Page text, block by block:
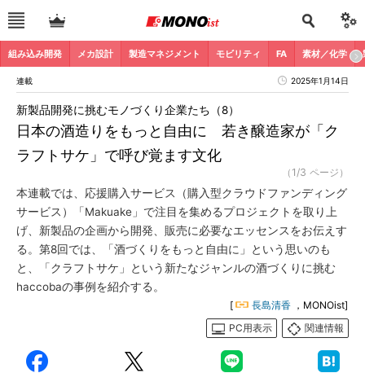
組み込み開発 メカ設計 製造マネジメント モビリティ FA 素材／化学
連載 2025年1月14日
日本の酒造りをもっと自由に 若き醸造家が「ク
ラフトサケ」で呼び覚ます文化
新製品開発に挑むモノづくり企業たち（8）
（1/3 ページ）
本連載では、応援購入サービス（購入型クラウドファンディング
サービス）「Makuake」で注目を集めるプロジェクトを取り上
げ、新製品の企画から開発、販売に必要なエッセンスをお伝えす
る。第8回では、「酒づくりをもっと自由に」という思いのも
と、「クラフトサケ」という新たなジャンルの酒づくりに挑む
haccobaの事例を紹介する。
[ 長島清香 ，MONOist]
PC用表示
関連情報